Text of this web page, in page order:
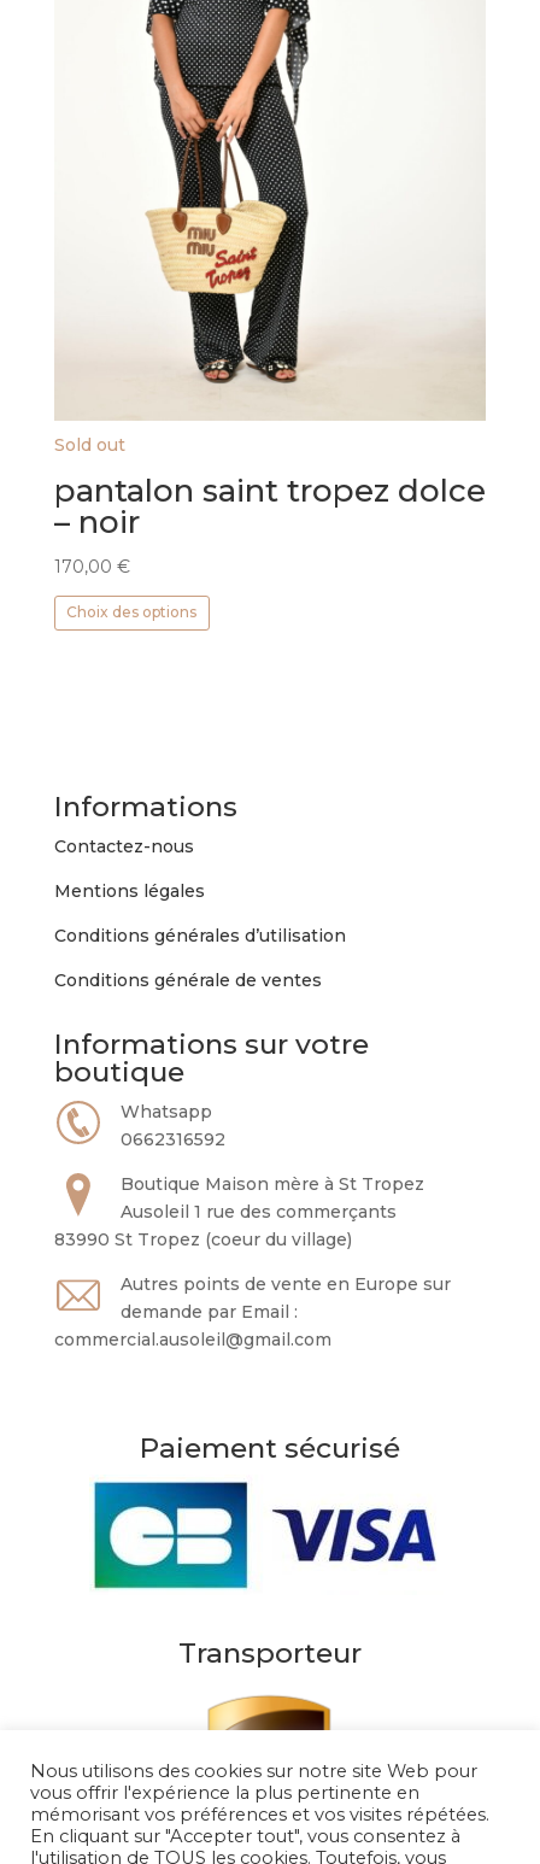
Sold out
pantalon saint tropez dolce
– noir
170,00 €
Choix des options
Ce
être
page
produit
Informations
Contactez-nous
Mentions légales
Conditions générales d’utilisation
Conditions générale de ventes
Informations sur votre
boutique
Whatsapp
0662316592
Boutique Maison mère à St Tropez
Ausoleil 1 rue des commerçants
83990 St Tropez (coeur du village)
Autres points de vente en Europe sur
demande par Email :
commercial.ausoleil@gmail.com
Paiement sécurisé
Transporteur
Nous utilisons des cookies sur notre site Web pour
vous offrir l'expérience la plus pertinente en
mémorisant vos préférences et vos visites répétées.
En cliquant sur "Accepter tout", vous consentez à
l'utilisation de TOUS les cookies. Toutefois, vous